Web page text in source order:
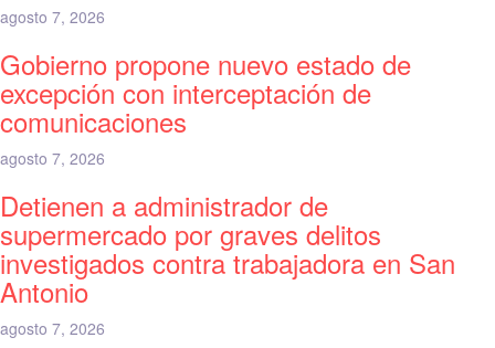
agosto 7, 2026
Gobierno propone nuevo estado de
excepción con interceptación de
comunicaciones
agosto 7, 2026
Detienen a administrador de
supermercado por graves delitos
investigados contra trabajadora en San
Antonio
agosto 7, 2026